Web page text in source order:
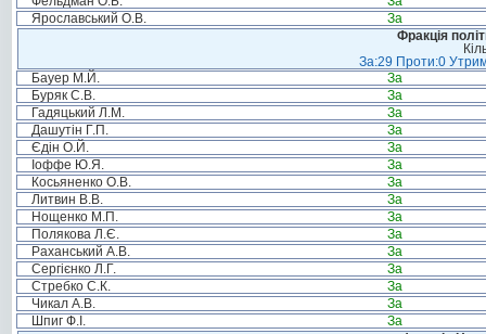
Ярославський О.В.
За
Фракція
За:29 Проти:0
Бауер М.Й.
За
Буряк С.В.
За
Гадяцький Л.М.
За
Дашутін Г.П.
За
Єдін О.Й.
За
Іоффе Ю.Я.
За
Косьяненко О.В.
За
Литвин В.В.
За
Нощенко М.П.
За
Полякова Л.Є.
За
Раханський А.В.
За
Сергієнко Л.Г.
За
Стребко С.К.
За
Чикал А.В.
За
Шпиг Ф.І.
За